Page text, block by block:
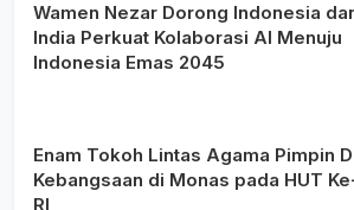
Wamen Nezar Dorong Indonesia
India Perkuat Kolaborasi AI Menuju
Indonesia Emas 2045
Enam Tokoh Lintas Agama Pimpin
Kebangsaan di Monas pada HUT
RI